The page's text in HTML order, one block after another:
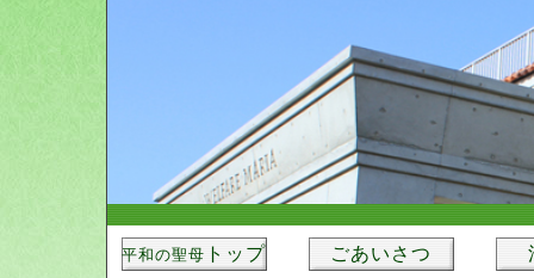
平和の聖母 トップ ごあいさつ